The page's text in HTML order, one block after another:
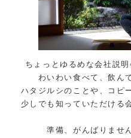
ちょっとゆるめな会社説
わいわい食べて、飲ん
ハタジルシのことや、コピ
少しでも知っていただける
準備、がんばりませ